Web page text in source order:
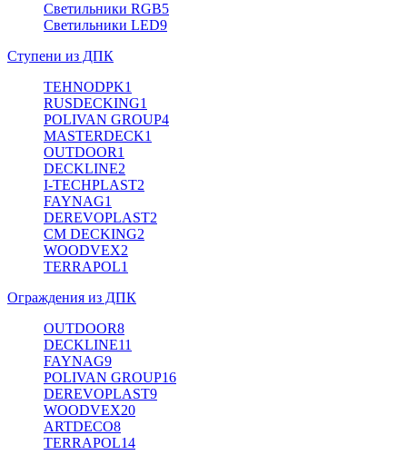
Светильники RGB5
Светильники LED9
Ступени из ДПК
TEHNODPK1
RUSDECKING1
POLIVAN GROUP4
MASTERDECK1
OUTDOOR1
DECKLINE2
I-TECHPLAST2
FAYNAG1
DEREVOPLAST2
CM DECKING2
WOODVEX2
TERRAPOL1
Ограждения из ДПК
OUTDOOR8
DECKLINE11
FAYNAG9
POLIVAN GROUP16
DEREVOPLAST9
WOODVEX20
ARTDECO8
TERRAPOL14